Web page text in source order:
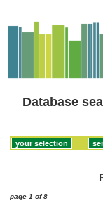
Database
page 1 of 8